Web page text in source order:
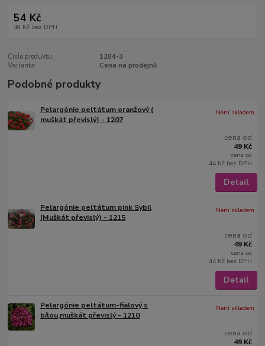
54 Kč
48 Kč bez DPH
Číslo produktu:
1204-3
Varianta:
Cena na prodejně
Podobné produkty
Pelargónie peltátum oranžový (
muškát převislý) - 1207
cena od
49 Kč
cena od
44 Kč bez DPH
Není skladem
Detail
Pelargónie peltátum pink Sybil
(Muškát převislý) - 1215
cena od
49 Kč
cena od
44 Kč bez DPH
Není skladem
Detail
Pelargónie peltátum-fialový s
bílou,muškát převislý - 1210
cena od
49 Kč
Není skladem